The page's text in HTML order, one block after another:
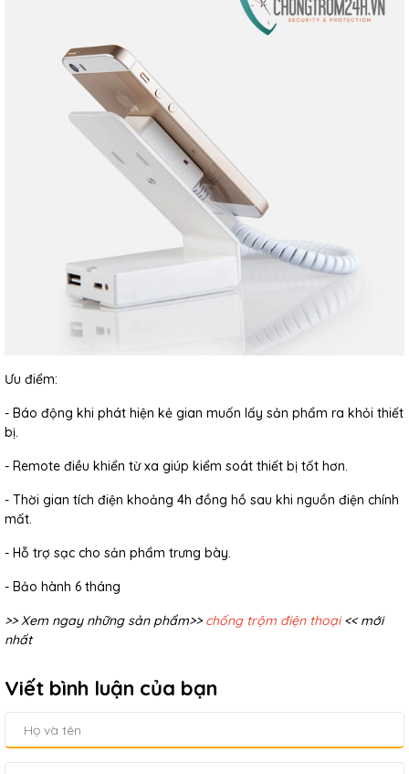
Ưu điểm:
- Báo động khi phát hiện kẻ gian muốn lấy sản phẩm ra khỏi thiết
bị.
- Remote điều khiển từ xa giúp kiểm soát thiết bị tốt hơn.
- Thời gian tích điện khoảng 4h đồng hồ sau khi nguồn điện chính
mất.
- Hỗ trợ sạc cho sản phẩm trưng bày.
- Bảo hành 6 tháng
>> Xem ngay những sản phẩm>> chống trộm điện thoại << mới
nhất
Viết bình luận của bạn